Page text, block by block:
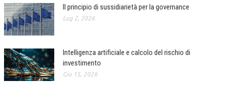
MANUALI E MONOGRAFIE
TESI DI LAUREA
INVITI E PROMOZIONI
Il principio di sussidiarietà per la governance
Lug 2, 2026
Intelligenza artificiale e calcolo del rischio di
investimento
Giu 15, 2026